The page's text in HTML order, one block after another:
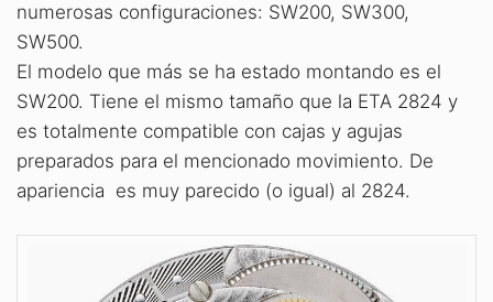
numerosas configuraciones: SW200, SW300,
SW500.
El modelo que más se ha estado montando es el
SW200. Tiene el mismo tamaño que la ETA 2824 y
es totalmente compatible con cajas y agujas
preparados para el mencionado movimiento. De
apariencia es muy parecido (o igual) al 2824.